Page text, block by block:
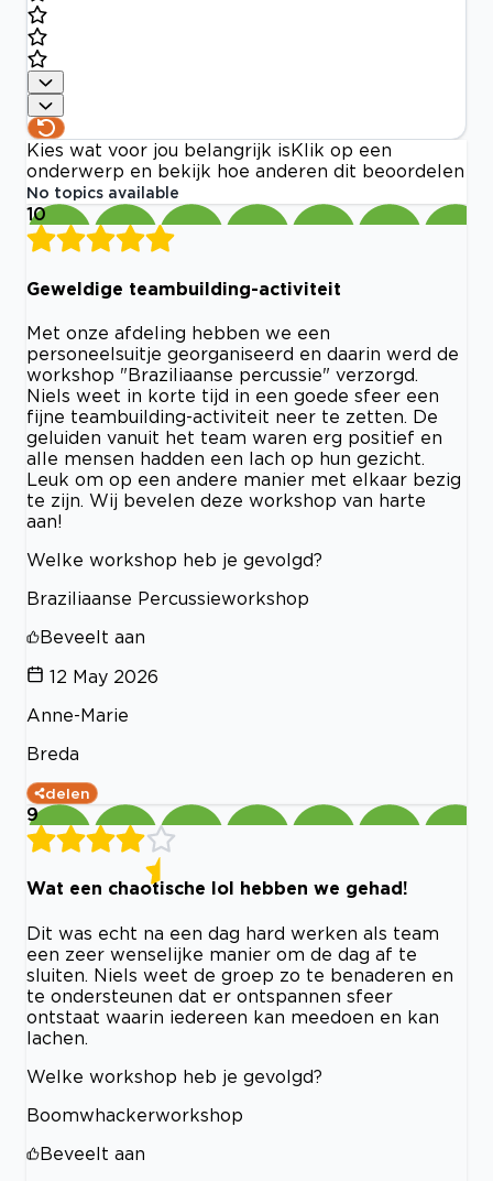
Kies wat voor jou belangrijk is Klik op een
onderwerp en bekijk hoe anderen dit beoordelen
No topics available
10
Geweldige teambuilding-activiteit
Met onze afdeling hebben we een
personeelsuitje georganiseerd en daarin werd de
workshop "Braziliaanse percussie" verzorgd.
Niels weet in korte tijd in een goede sfeer een
fijne teambuilding-activiteit neer te zetten. De
geluiden vanuit het team waren erg positief en
alle mensen hadden een lach op hun gezicht.
Leuk om op een andere manier met elkaar bezig
te zijn. Wij bevelen deze workshop van harte
aan!
Welke workshop heb je gevolgd?
Braziliaanse Percussieworkshop
Beveelt aan
12 May 2026
Anne-Marie
Breda
delen
9
Wat een chaotische lol hebben we gehad!
Dit was echt na een dag hard werken als team
een zeer wenselijke manier om de dag af te
sluiten. Niels weet de groep zo te benaderen en
te ondersteunen dat er ontspannen sfeer
ontstaat waarin iedereen kan meedoen en kan
lachen.
Welke workshop heb je gevolgd?
Boomwhackerworkshop
Beveelt aan